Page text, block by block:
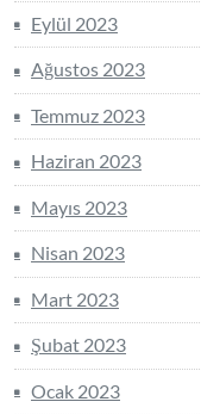
Eylül 2023
Ağustos 2023
Temmuz 2023
Haziran 2023
Mayıs 2023
Nisan 2023
Mart 2023
Şubat 2023
Ocak 2023